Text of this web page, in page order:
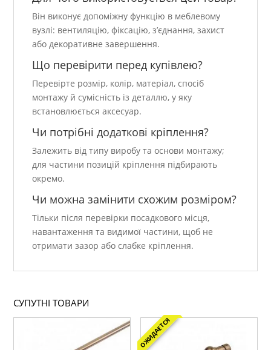
Він виконує допоміжну функцію в меблевому
вузлі: вентиляцію, фіксацію, з’єднання, захист
або декоративне завершення.
Що перевірити перед купівлею?
Перевірте розмір, колір, матеріал, спосіб
монтажу й сумісність із деталлю, у яку
встановлюється аксесуар.
Чи потрібні додаткові кріплення?
Залежить від типу виробу та основи монтажу;
для частини позицій кріплення підбирають
окремо.
Чи можна замінити схожим розміром?
Тільки після перевірки посадкового місця,
навантаження та видимої частини, щоб не
отримати зазор або слабке кріплення.
СУПУТНІ ТОВАРИ
ОЖИДАЕТСЯ